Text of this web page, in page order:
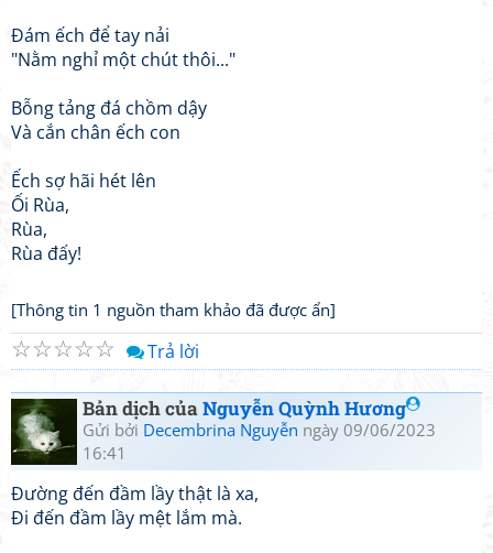
Đám ếch để tay nải
"Nằm nghỉ một chút thôi..."
Bỗng tảng đá chồm dậy
Và cắn chân ếch con
Ếch sợ hãi hét lên
Ối Rùa,
Rùa,
Rùa đấy!
[Thông tin 1 nguồn tham khảo đã được ẩn]
☆
☆
☆
☆
☆ Trả lời
Bản dịch củaNguyễn Quỳnh Hương
Gửi bởi Decembrina Nguyễn ngày 09/06/2023
16:41
Đường đến đầm lầy thật là xa,
Đi đến đầm lầy mệt lắm mà.